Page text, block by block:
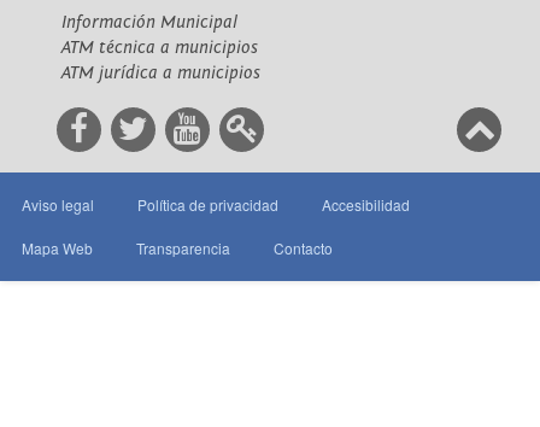
Información Municipal
ATM técnica a municipios
ATM jurídica a municipios
Aviso legal Política de privacidad Accesibilidad
Mapa Web Transparencia Contacto